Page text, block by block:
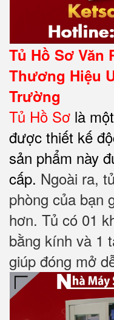
Tủ Hồ Sơ Văn
Thương Hiệu
Trường
Tủ Hồ Sơ là
được thiết kế
sản phẩm này
cấp. Ngoài ra,
phòng của bạn
hơn. Tủ có 01
bằng kính và 1
giúp đóng mở